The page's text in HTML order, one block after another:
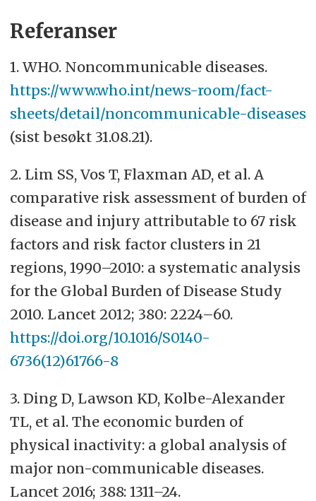
Referanser
1. WHO. Noncommunicable diseases.
https://www.who.int/news-room/fact-
sheets/detail/noncommunicable-diseases
(sist besøkt 31.08.21).
2. Lim SS, Vos T, Flaxman AD, et al. A
comparative risk assessment of burden of
disease and injury attributable to 67 risk
factors and risk factor clusters in 21
regions, 1990–2010: a systematic analysis
for the Global Burden of Disease Study
2010. Lancet 2012; 380: 2224–60.
https://doi.org/10.1016/S0140-
6736(12)61766-8
3. Ding D, Lawson KD, Kolbe-Alexander
TL, et al. The economic burden of
physical inactivity: a global analysis of
major non-communicable diseases.
Lancet 2016; 388: 1311–24.